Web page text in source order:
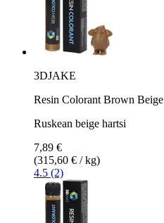
3DJAKE
Resin Colorant Brown Beige
Ruskean beige hartsi
7,89 €
(315,60 € / kg)
4.5 (2)